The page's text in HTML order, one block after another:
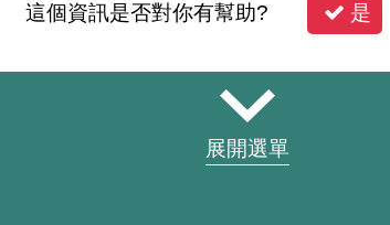
這個資訊是否對你有幫助? 是
展開選單